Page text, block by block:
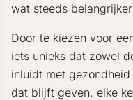
wat steeds
Door te kiezen voor
iets unieks dat zowel
inluidt met
dat blijft geven, elke